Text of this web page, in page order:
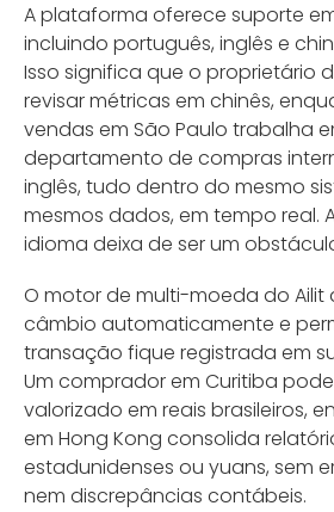
A plataforma oferece suporte
incluindo português, inglês e
Isso significa que o proprietário
revisar métricas em chinês,
vendas em São Paulo trabalha
departamento de compras
inglês, tudo dentro do mesmo
mesmos dados, em tempo real.
idioma deixa de ser um
O motor de multi-moeda do Ailit
câmbio automaticamente e
transação fique registrada em
Um comprador em Curitiba
valorizado em reais brasileiros,
em Hong Kong consolida
estadunidenses ou yuans, sem
nem discrepâncias contábeis.